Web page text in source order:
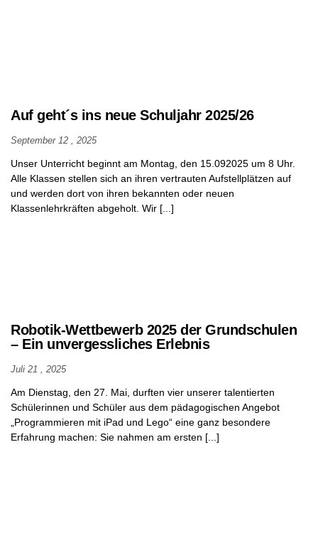
Auf geht´s ins neue Schuljahr 2025/26
September 12 , 2025
Unser Unterricht beginnt am Montag, den 15.092025 um 8 Uhr.
Alle Klassen stellen sich an ihren vertrauten Aufstellplätzen auf
und werden dort von ihren bekannten oder neuen
Klassenlehrkräften abgeholt. Wir [...]
Robotik-Wettbewerb 2025 der Grundschulen
– Ein unvergessliches Erlebnis
Juli 21 , 2025
Am Dienstag, den 27. Mai, durften vier unserer talentierten
Schülerinnen und Schüler aus dem pädagogischen Angebot
„Programmieren mit iPad und Lego“ eine ganz besondere
Erfahrung machen: Sie nahmen am ersten [...]